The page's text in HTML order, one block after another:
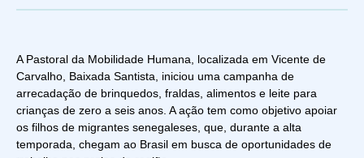
A Pastoral da Mobilidade Humana, localizada em Vicente de
Carvalho, Baixada Santista, iniciou uma campanha de
arrecadação de brinquedos, fraldas, alimentos e leite para
crianças de zero a seis anos. A ação tem como objetivo apoiar
os filhos de migrantes senegaleses, que, durante a alta
temporada, chegam ao Brasil em busca de oportunidades de